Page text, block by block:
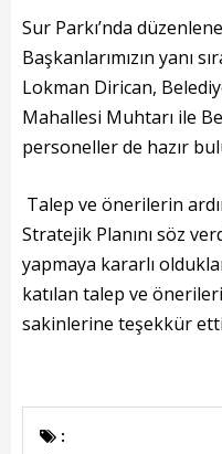
Başkana Mesaj
Projeler
Tamamlanan Projeler
Devam Eden Projeler
Planlanan Projeler
Haberler
Kadın Politikalar
Sur Parkı’nda
Başkanlarımızın yanı
Lokman Dirican,
Mahallesi Muhtarı ile
personeller de hazır
Talep ve önerilerin
Stratejik Planını söz
yapmaya kararlı
katılan talep ve
sakinlerine teşekkür
: